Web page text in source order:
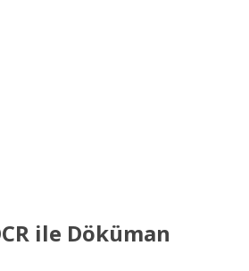
ile Döküman